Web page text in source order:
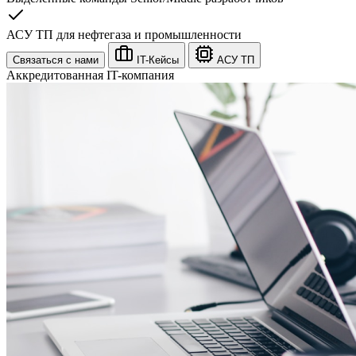
АСУ ТП для нефтегаза и промышленности
Связаться с нами IT-Кейсы АСУ ТП
Аккредитованная IT-компания